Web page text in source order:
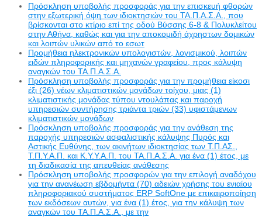
Πρόσκληση υποβολής προσφοράς για την επισκευή φθορών
στην εξωτερική όψη των ιδιοκτησιών του ΤΑ.Π.Α.Σ.Α., που
βρίσκονται στο κτίριο επί της οδού Βύσσης 6-8 & Πολυκλείτου
στην Αθήνα, καθώς και για την αποκομιδή άχρηστων δομικών
και λοιπών υλικών από το εσωτ
Προμήθεια ηλεκτρονικών υπολογιστών, λογισμικού, λοιπών
ειδών πληροφορικής και μηχανών γραφείου, προς κάλυψη
αναγκών του ΤΑ.Π.Α.Σ.Α.
Πρόσκληση υποβολής προσφοράς για την προμήθεια είκοσι
έξι (26) νέων κλιματιστικών μονάδων τοίχου, μιας (1)
κλιματιστικής μονάδας τύπου ντουλάπας και παροχή
υπηρεσιών συντήρησης τριάντα τριών (33) υφιστάμενων
κλιματιστικών μονάδων
Πρόσκληση υποβολής προσφοράς για την ανάθεση της
παροχής υπηρεσιών ασφαλιστικής κάλυψης Πυρός και
Αστικής Ευθύνης, των ακινήτων ιδιοκτησίας των Τ.Π.ΑΣ.,
Τ.Π.Υ.Α.Π. και Κ.Υ.Υ.Α.Π. του ΤΑ.Π.Α.Σ.Α. για ένα (1) έτος, με
τη διαδικασία της απευθείας ανάθεσης
Πρόσκληση υποβολής προσφορών για την επιλογή αναδόχου
για την ανανέωση εβδομήντα (70) αδειών χρήσης του ενιαίου
πληροφοριακού συστήματος ERP SoftOne με επικαιροποίηση
των εκδόσεων αυτών, για ένα (1) έτος, για την κάλυψη των
αναγκών του ΤΑ.Π.Α.Σ.Α., με την